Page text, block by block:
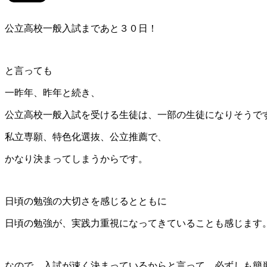
公立高校一般入試まであと３０日！
と言っても
一昨年、昨年と続き、
公立高校一般入試を受ける生徒は、一部の生徒になりそうで
私立専願、特色化選抜、公立推薦で、
かなり決まってしまうからです。
日頃の勉強の大切さを感じるとともに
日頃の勉強が、実践力重視になってきていることも感じます。